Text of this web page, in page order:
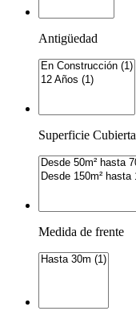
Antigüedad
Superficie Cubierta
Medida de frente